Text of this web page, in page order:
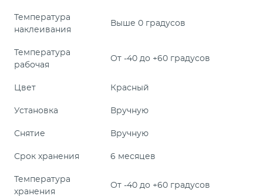
Температура
наклеивания
Выше 0 градусов
Температура
рабочая
От -40 до +60 градусов
Цвет Красный
Установка Вручную
Снятие Вручную
Срок хранения 6 месяцев
Температура
хранения
От -40 до +60 градусов